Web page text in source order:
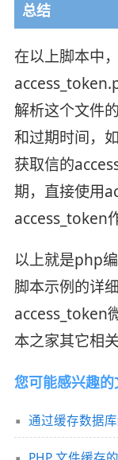
总结
在以上脚本中
解析这个文件
和过期时间，
获取信的
期，直接使用
access_token
以上就是php
脚本示例的详
access_token
本之家其它相关
您可能感兴趣的
通过缓存数据